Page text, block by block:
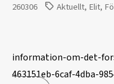
260306 Aktuellt, Elit,
information-om-det-
463151eb-6caf-4dba-